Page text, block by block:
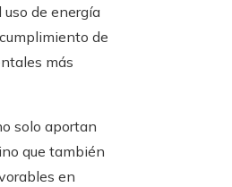
de energía
de
más
solo aportan
que también
en